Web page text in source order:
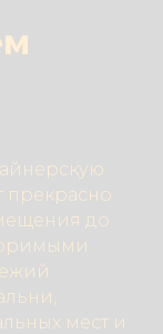
прекрасно
до
мест и